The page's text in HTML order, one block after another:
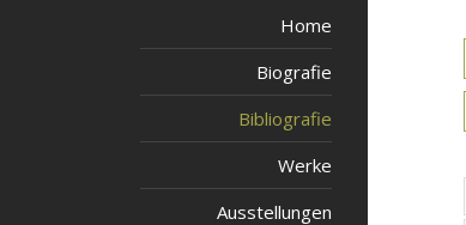
Home
Biografie
Bibliografie
Werke
Ausstellungen